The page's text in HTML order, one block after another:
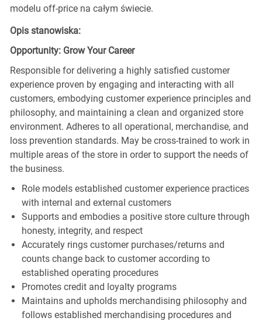
modelu off-price na całym świecie.
Opis stanowiska:
Opportunity: Grow Your Career
Responsible for delivering a highly satisfied customer
experience proven by engaging and interacting with all
customers, embodying customer experience principles and
philosophy, and maintaining a clean and organized store
environment. Adheres to all operational, merchandise, and
loss prevention standards. May be cross-trained to work in
multiple areas of the store in order to support the needs of
the business.
Role models established customer experience practices
with internal and external customers
Supports and embodies a positive store culture through
honesty, integrity, and respect
Accurately rings customer purchases/returns and
counts change back to customer according to
established operating procedures
Promotes credit and loyalty programs
Maintains and upholds merchandising philosophy and
follows established merchandising procedures and